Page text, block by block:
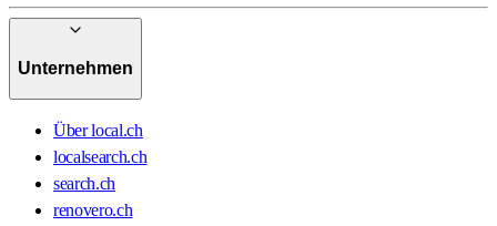
Unternehmen
Über local.ch
localsearch.ch
search.ch
renovero.ch